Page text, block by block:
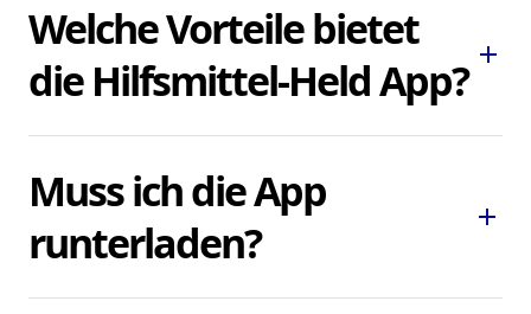
Welche Vorteile bietet
die Hilfsmittel-Held App? add
Ihnen, dringend benötigte Pflegehilfsmittel
und Hilfsmittel schnell und bequem zu
bestellen, ohne lokale Sanitätshäuser
aufsuchen oder kontaktieren zu müssen.
Muss ich die App
runterladen?
add